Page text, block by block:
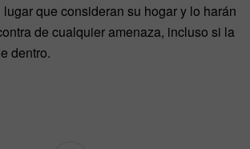
que consideran su hogar y lo harán
de cualquier amenaza, incluso si la
dentro.